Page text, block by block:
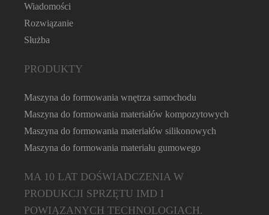
Wiadomości
Rozwiązanie
Służba
PRODUKTY
Maszyna do formowania wnętrza samochodu
Maszyna do formowania materiałów kompozytowych
Maszyna do formowania materiałów silikonowych
Maszyna do formowania materiału gumowego
MA 10 LAT DOŚWIADCZENIA W
PRODUKCJI SPRZĘTU IMD I
POWIĄZANYCH TECHNOLOGIACH.